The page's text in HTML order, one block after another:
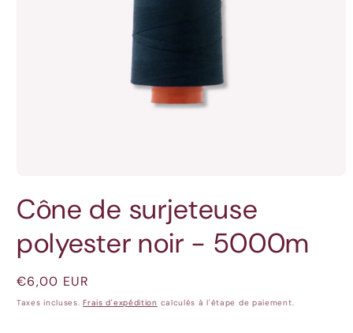
média
1
une
fenêtre
Cône de surjeteuse
polyester noir - 5000m
Prix
habituel
€6,00 EUR
Taxes incluses.Frais d'expédition calculés à l'étape de paiement.